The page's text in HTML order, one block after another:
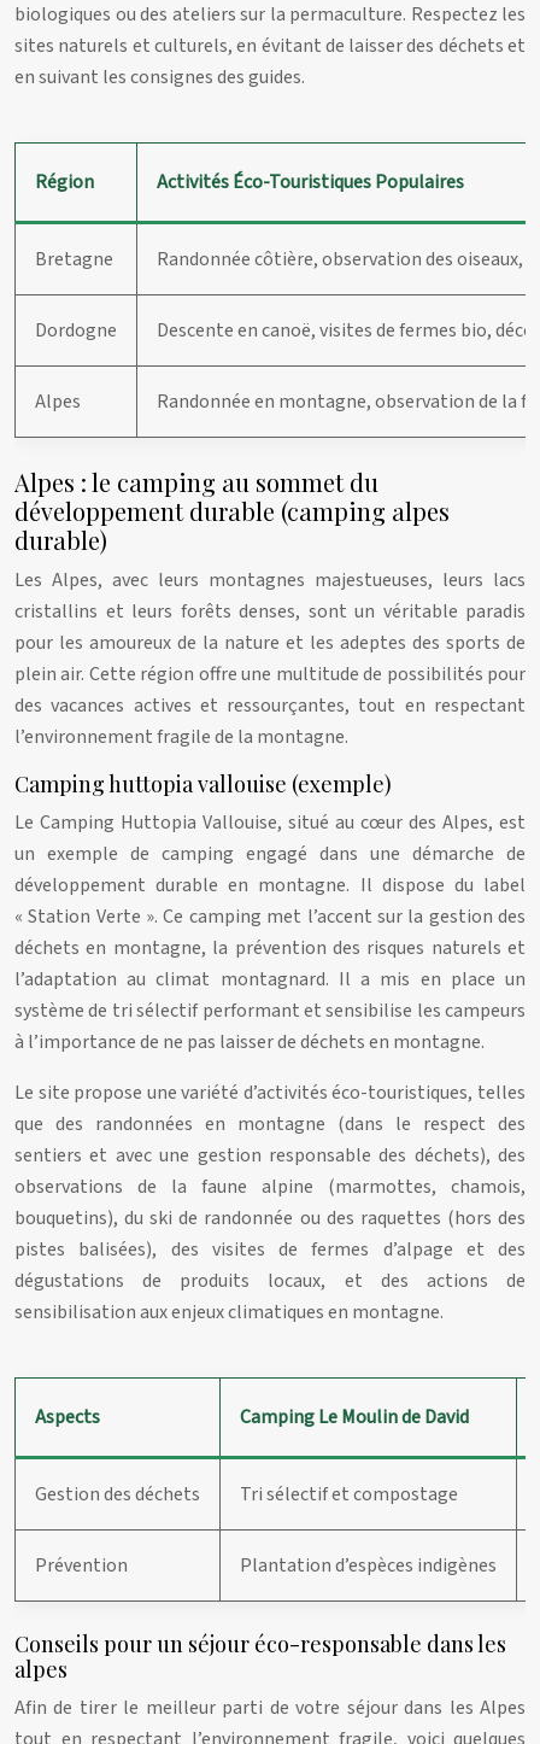
biologiques ou des ateliers sur la permaculture. Respectez les
sites naturels et culturels, en évitant de laisser des déchets et
en suivant les consignes des guides.
Région Activités Éco-Touristiques Populaires
Bretagne Randonnée côtière, observation des oiseaux,
Dordogne Descente en canoë, visites de fermes bio,
Alpes Randonnée en montagne, observation de la
Alpes : le camping au sommet du
développement durable (camping alpes
durable)
Les Alpes, avec leurs montagnes majestueuses, leurs lacs
cristallins et leurs forêts denses, sont un véritable paradis
pour les amoureux de la nature et les adeptes des sports de
plein air. Cette région offre une multitude de possibilités pour
des vacances actives et ressourçantes, tout en respectant
l’environnement fragile de la montagne.
Camping huttopia vallouise (exemple)
Le Camping Huttopia Vallouise, situé au cœur des Alpes, est
un exemple de camping engagé dans une démarche de
développement durable en montagne. Il dispose du label
« Station Verte ». Ce camping met l’accent sur la gestion des
déchets en montagne, la prévention des risques naturels et
l’adaptation au climat montagnard. Il a mis en place un
système de tri sélectif performant et sensibilise les campeurs
à l’importance de ne pas laisser de déchets en montagne.
Le site propose une variété d’activités éco-touristiques, telles
que des randonnées en montagne (dans le respect des
sentiers et avec une gestion responsable des déchets), des
observations de la faune alpine (marmottes, chamois,
bouquetins), du ski de randonnée ou des raquettes (hors des
pistes balisées), des visites de fermes d’alpage et des
dégustations de produits locaux, et des actions de
sensibilisation aux enjeux climatiques en montagne.
Aspects Camping Le Moulin de David
Gestion des déchets Tri sélectif et compostage
Prévention Plantation d’espèces indigènes
Conseils pour un séjour éco-responsable dans les
alpes
Afin de tirer le meilleur parti de votre séjour dans les Alpes